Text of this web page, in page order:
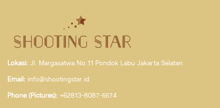
Lokasi: Jl. Margasatwa No.11 Pondok Labu Jakarta Selatan
Email: info@shootingstar.id
Phone (Pictures): +62813-8087-5574